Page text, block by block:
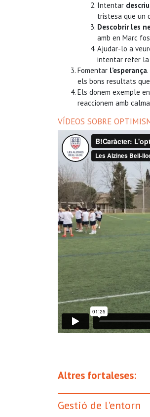
Intentar
tristesa que un
Descobrir les
amb en Marc
Ajudar-lo a
intentar refer la
Fomentar l’esperança
els bons resultats
Els donem exemple
reaccionem amb
VÍDEOS SOBRE
Altres fortaleses:
Gestió de l'entorn